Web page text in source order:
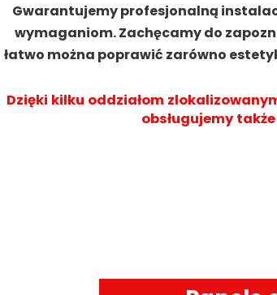
Gwarantujemy profesjonalną
wymaganiom. Zachęcamy do
łatwo można poprawić zarówno
Dzięki kilku oddziałom
obsługujemy